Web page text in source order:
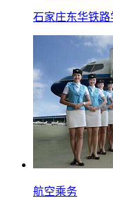
石家庄东华铁
航空乘务